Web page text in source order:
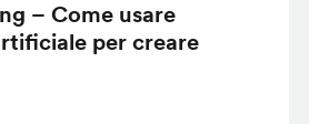
– Come usare
per creare